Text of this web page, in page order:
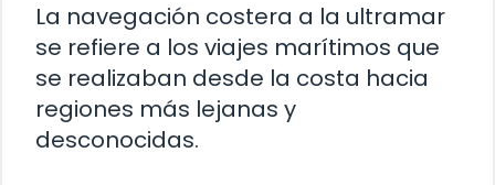
La navegación costera a la ultramar
se refiere a los viajes marítimos que
se realizaban desde la costa hacia
regiones más lejanas y
desconocidas.